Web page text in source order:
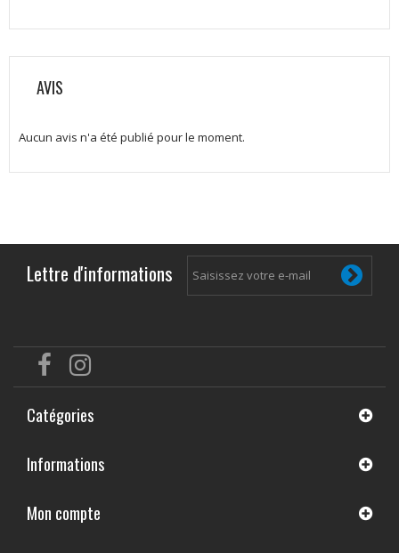
AVIS
Aucun avis n'a été publié pour le moment.
Lettre d'informations
Catégories
Informations
Mon compte